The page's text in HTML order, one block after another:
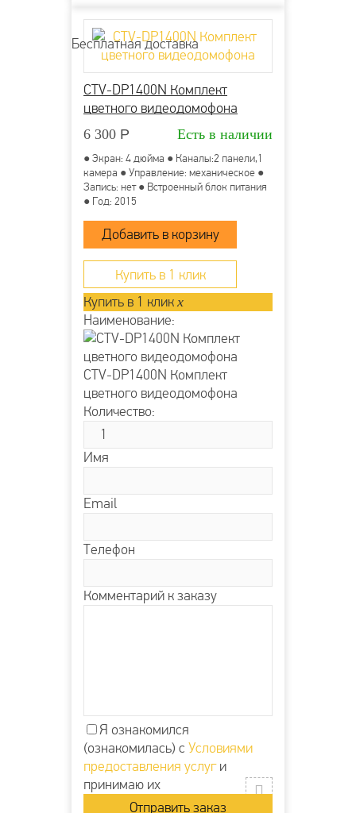
Бесплатная доставка
CTV-DP1400N Комплект
цветного видеодомофона
6 300 Р Есть в наличии
● Экран: 4 дюйма ● Каналы:2 панели,1
камера ● Управление: механическое ●
Запись: нет ● Встроенный блок питания
● Год: 2015
Купить в 1 клик
Купить в 1 клик x
Наименование:
CTV-DP1400N Комплект
цветного видеодомофона
Количество:
Имя
Email
Телефон
Комментарий к заказу
Я ознакомился
(ознакомилась) с Условиями
предоставления услуги
принимаю их